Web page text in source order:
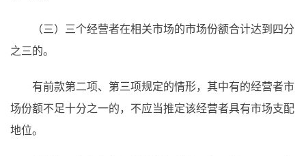
（三）三个经营者在相关市场的市场份额合计达到四分
之三的。
有前款第二项、第三项规定的情形，其中有的经营者市
场份额不足十分之一的，不应当推定该经营者具有市场支配
地位。